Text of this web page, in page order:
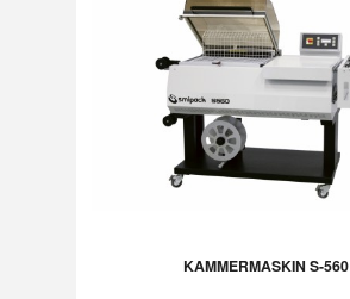
KAMMERMASKIN S-560